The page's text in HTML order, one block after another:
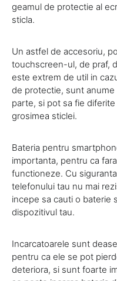
geamul de protectie al
sticla.
Un astfel de accesoriu,
touchscreen-ul, de praf,
este extrem de util in
de protectie, sunt
parte, si pot sa fie
grosimea sticlei.
Bateria pentru
importanta, pentru ca
functioneze. Cu
telefonului tau nu mai
incepe sa cauti o baterie
dispozitivul tau.
Incarcatoarele sunt
pentru ca ele se pot
deteriora, si sunt foarte